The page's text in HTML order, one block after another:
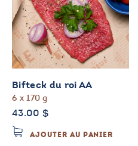
Bifteck du roi AA
6 x 170 g
43.00 $
AJOUTER AU PANIER